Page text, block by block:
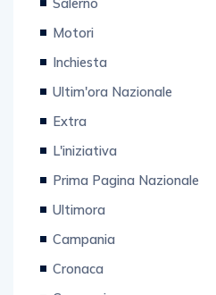
Motori
Inchiesta
Ultim'ora Nazionale
Extra
L'iniziativa
Prima Pagina Nazionale
Ultimora
Campania
Cronaca
Coronavirus